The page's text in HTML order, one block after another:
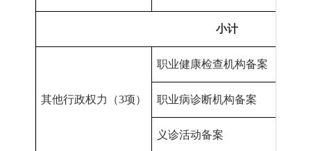
小计
其他行政权力（3项）
职业健康检查机构备案
职业病诊断机构备案
义诊活动备案